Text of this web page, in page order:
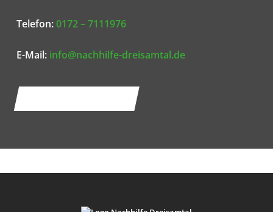
Telefon:0172 – 7111976
E-Mail: info@nachhilfe-dreisamtal.de